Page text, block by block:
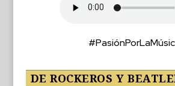
DE ROCKEROS Y